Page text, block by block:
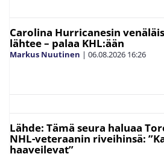
Carolina Hurricanesin
lähtee – palaa KHL:ään
Markus Nuutinen | 06.08.2026 16:26
Lähde: Tämä seura haluaa
NHL-veteraanin riveihinsä:
haaveilevat”